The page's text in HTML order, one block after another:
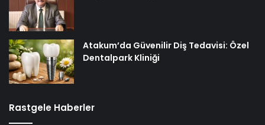
Atakum’da Güvenilir Diş Tedavisi: Özel
Dentalpark Kliniği
Rastgele Haberler